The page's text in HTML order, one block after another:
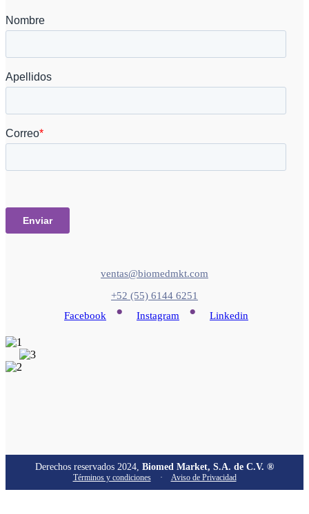
ventas@biomedmkt.com
+52 (55) 6144 6251
Facebook
• Instagram • Linkedin
Derechos reservados 2024, Biomed Market, S.A. de C.V. ®
Términos y condiciones · Aviso de Privacidad